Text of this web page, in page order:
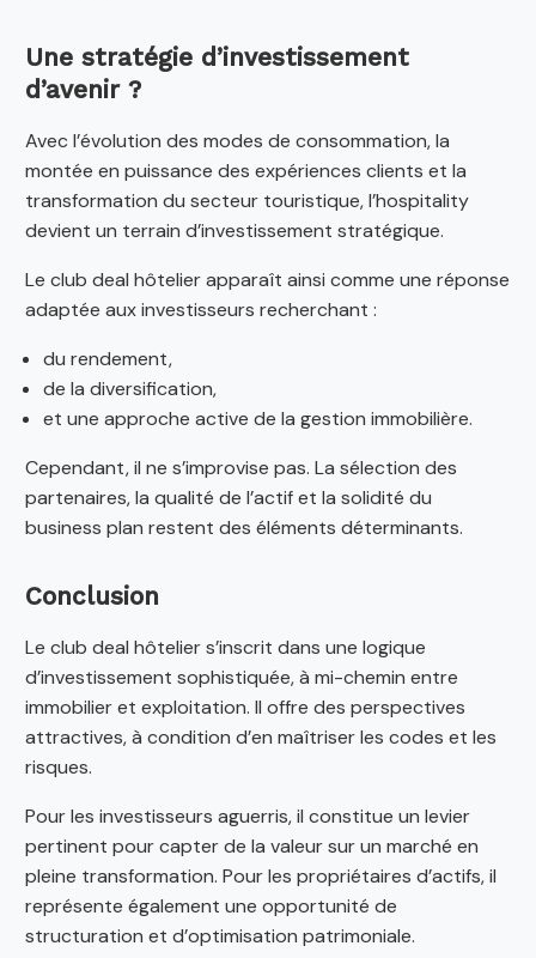
Une stratégie d’investissement
d’avenir ?
Avec l’évolution des modes de consommation, la
montée en puissance des expériences clients et la
transformation du secteur touristique, l’hospitality
devient un terrain d’investissement stratégique.
Le club deal hôtelier apparaît ainsi comme une réponse
adaptée aux investisseurs recherchant :
du rendement,
de la diversification,
et une approche active de la gestion immobilière.
Cependant, il ne s’improvise pas. La sélection des
partenaires, la qualité de l’actif et la solidité du
business plan restent des éléments déterminants.
Conclusion
Le club deal hôtelier s’inscrit dans une logique
d’investissement sophistiquée, à mi-chemin entre
immobilier et exploitation. Il offre des perspectives
attractives, à condition d’en maîtriser les codes et les
risques.
Pour les investisseurs aguerris, il constitue un levier
pertinent pour capter de la valeur sur un marché en
pleine transformation. Pour les propriétaires d’actifs, il
représente également une opportunité de
structuration et d’optimisation patrimoniale.